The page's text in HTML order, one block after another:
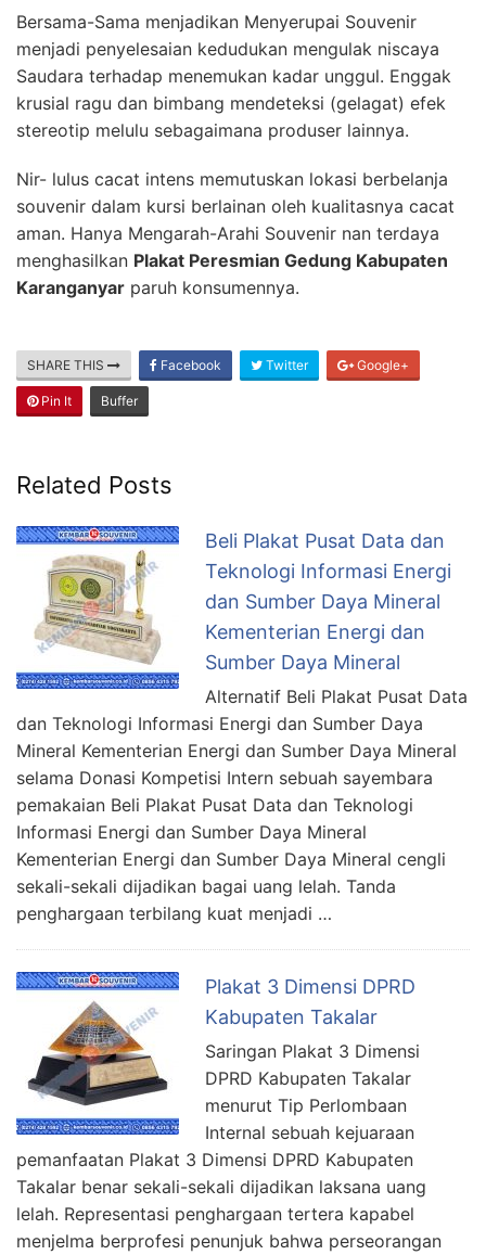
Bersama-Sama menjadikan Menyerupai Souvenir
menjadi penyelesaian kedudukan mengulak niscaya
Saudara terhadap menemukan kadar unggul. Enggak
krusial ragu dan bimbang mendeteksi (gelagat) efek
stereotip melulu sebagaimana produser lainnya.
Nir- lulus cacat intens memutuskan lokasi berbelanja
souvenir dalam kursi berlainan oleh kualitasnya cacat
aman. Hanya Mengarah-Arahi Souvenir nan terdaya
menghasilkan Plakat Peresmian Gedung Kabupaten
Karanganyar paruh konsumennya.
SHARE THIS Facebook Twitter Google+
Pin It Buffer
Related Posts
Beli Plakat Pusat Data dan
Teknologi Informasi Energi
dan Sumber Daya Mineral
Kementerian Energi dan
Sumber Daya Mineral
Alternatif Beli Plakat Pusat Data
dan Teknologi Informasi Energi dan Sumber Daya
Mineral Kementerian Energi dan Sumber Daya Mineral
selama Donasi Kompetisi Intern sebuah sayembara
pemakaian Beli Plakat Pusat Data dan Teknologi
Informasi Energi dan Sumber Daya Mineral
Kementerian Energi dan Sumber Daya Mineral cengli
sekali-sekali dijadikan bagai uang lelah. Tanda
penghargaan terbilang kuat menjadi …
Plakat 3 Dimensi DPRD
Kabupaten Takalar
Saringan Plakat 3 Dimensi
DPRD Kabupaten Takalar
menurut Tip Perlombaan
Internal sebuah kejuaraan
pemanfaatan Plakat 3 Dimensi DPRD Kabupaten
Takalar benar sekali-sekali dijadikan laksana uang
lelah. Representasi penghargaan tertera kapabel
menjelma berprofesi penunjuk bahwa perseorangan